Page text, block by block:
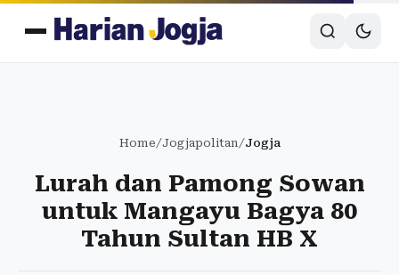
Home/Jogjapolitan/Jogja
Lurah dan Pamong Sowan
untuk Mangayu Bagya 80
Tahun Sultan HB X